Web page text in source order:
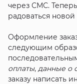
через СМС.
радоваться новой
Оформление
следующим
оплаты, данные о
заказу написать